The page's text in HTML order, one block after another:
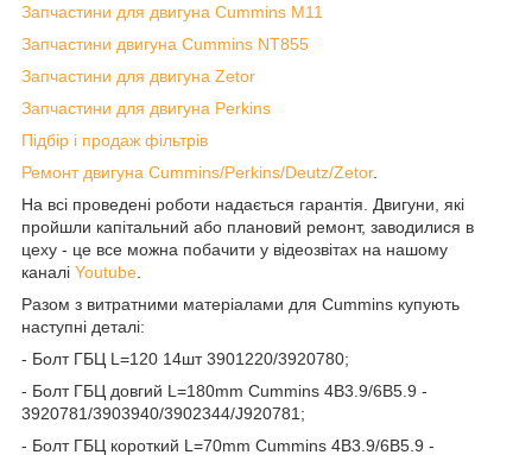
Запчастини для двигуна Cummins M11
Запчастини двигуна Cummins NT855
Запчастини для двигуна Zetor
Запчастини для двигуна Perkins
Підбір і продаж фільтрів
Ремонт двигуна Cummins/Perkins/Deutz/Zetor.
На всі проведені роботи надається гарантія. Двигуни, які
пройшли капітальний або плановий ремонт, заводилися в
цеху - це все можна побачити у відеозвітах на нашому
каналі Youtube.
Разом з витратними матеріалами для Cummins купують
наступні деталі:
- Болт ГБЦ L=120 14шт 3901220/3920780;
- Болт ГБЦ довгий L=180mm Cummins 4B3.9/6B5.9 -
3920781/3903940/3902344/J920781;
- Болт ГБЦ короткий L=70mm Cummins 4B3.9/6B5.9 -